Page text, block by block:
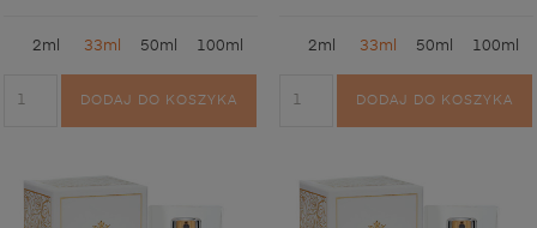
2ml 33ml 50ml 100ml
DODAJ DO KOSZYKA
2ml 33ml 50ml 100ml
DODAJ DO KOSZYKA